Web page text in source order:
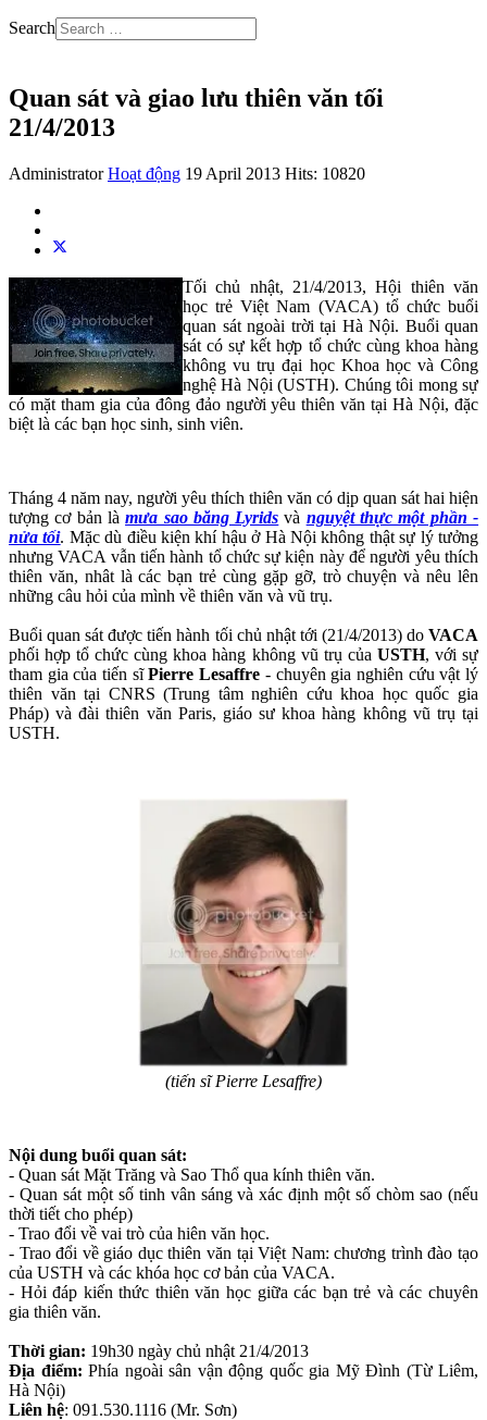
Search
Quan sát và giao lưu thiên văn tối
21/4/2013
Administrator Hoạt động 19 April 2013 Hits: 10820
Tối chủ nhật, 21/4/2013, Hội thiên văn
học trẻ Việt Nam (VACA) tổ chức buổi
quan sát ngoài trời tại Hà Nội. Buổi quan
sát có sự kết hợp tổ chức cùng khoa hàng
không vu trụ đại học Khoa học và Công
nghệ Hà Nội (USTH). Chúng tôi mong sự
có mặt tham gia của đông đảo người yêu thiên văn tại Hà Nội, đặc
biệt là các bạn học sinh, sinh viên.
Tháng 4 năm nay, người yêu thích thiên văn có dịp quan sát hai hiện
tượng cơ bản làmưa sao băng Lyrids và nguyệt thực một phần -
nửa tối. Mặc dù điều kiện khí hậu ở Hà Nội không thật sự lý tưởng
nhưng VACA vẫn tiến hành tổ chức sự kiện này để người yêu thích
thiên văn, nhât là các bạn trẻ cùng gặp gỡ, trò chuyện và nêu lên
những câu hỏi của mình về thiên văn và vũ trụ.
Buổi quan sát được tiến hành tối chủ nhật tới (21/4/2013) do VACA
phối hợp tổ chức cùng khoa hàng không vũ trụ của USTH, với sự
tham gia của tiến sĩPierre Lesaffre - chuyên gia nghiên cứu vật lý
thiên văn tại CNRS (Trung tâm nghiên cứu khoa học quốc gia
Pháp) và đài thiên văn Paris, giáo sư khoa hàng không vũ trụ tại
USTH.
(tiến sĩ Pierre Lesaffre)
Nội dung buổi quan sát:
- Quan sát Mặt Trăng và Sao Thổ qua kính thiên văn.
- Quan sát một số tinh vân sáng và xác định một số chòm sao (nếu
thời tiết cho phép)
- Trao đổi về vai trò của hiên văn học.
- Trao đổi về giáo dục thiên văn tại Việt Nam: chương trình đào tạo
của USTH và các khóa học cơ bản của VACA.
- Hỏi đáp kiến thức thiên văn học giữa các bạn trẻ và các chuyên
gia thiên văn.
Thời gian: 19h30 ngày chủ nhật 21/4/2013
Địa điểm: Phía ngoài sân vận động quốc gia Mỹ Đình (Từ Liêm,
Hà Nội)
Liên hệ: 091.530.1116 (Mr. Sơn)